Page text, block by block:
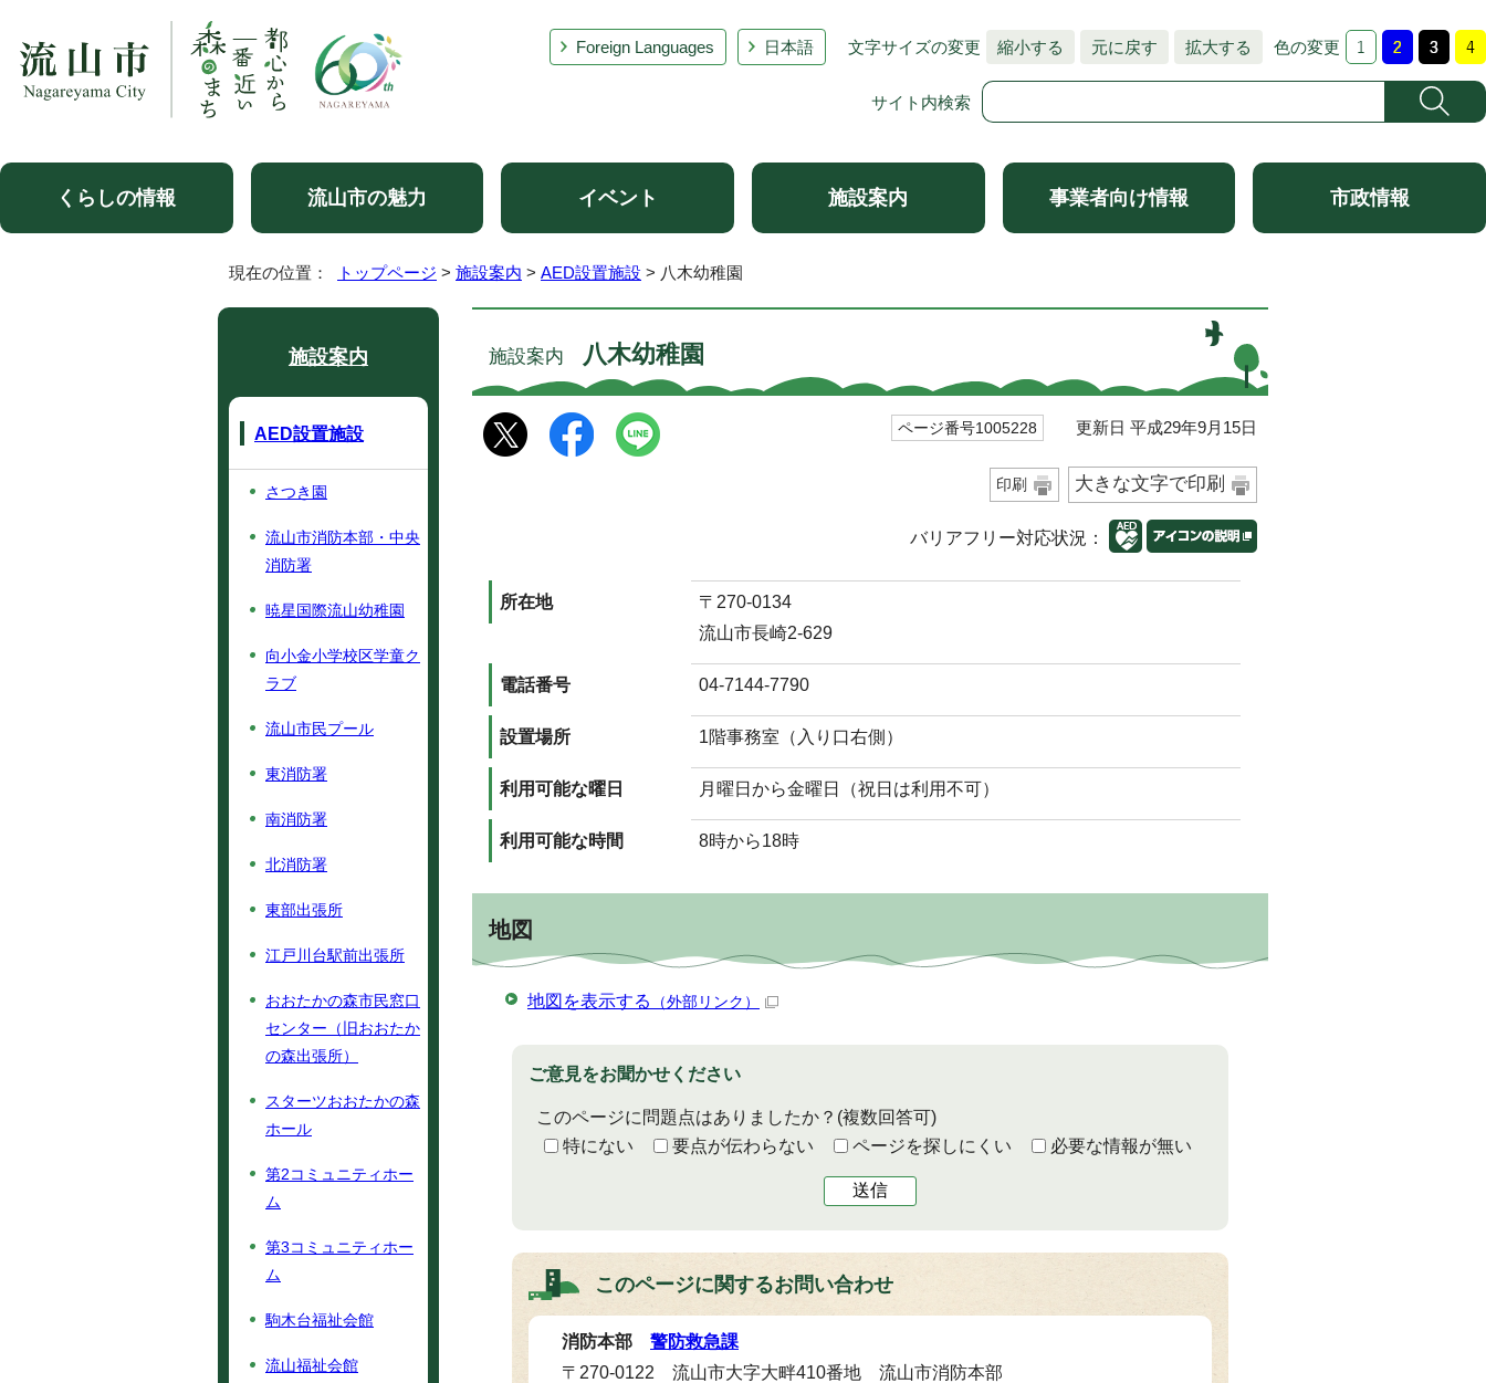
Foreign Languages 日本語 文字サイズの変更 縮小する 元に戻す 拡大する 色の変更
サイト内検索
くらしの情報 流山市の魅力 イベント 施設案内 事業者向け情報 市政情報
現在の位置： トップページ > 施設案内 > AED設置施設 > 八木幼稚園
施設案内 八木幼稚園
ページ番号1005228 更新日 平成29年9月15日
印刷 大きな文字で印刷
バリアフリー対応状況：
所在地
〒270-0134
流山市長崎2-629
電話番号 04-7144-7790
設置場所 1階事務室（入り口右側）
利用可能な曜日 月曜日から金曜日（祝日は利用不可）
利用可能な時間 8時から18時
地図
地図を表示する （外部リンク）
ご意見をお聞かせください
このページに問題点はありましたか？ (複数回答可)
特にない
要点が伝わらない ページを探しにくい 必要な情報が無い
送信
このページに関するお問い合わせ
消防本部 警防救急課
〒270-0122 流山市大字大畔410番地 流山市消防本部
施設案内
AED設置施設
さつき園
流山市消防本部・中央
消防署
暁星国際流山幼稚園
向小金小学校区学童ク
ラブ
流山市民プール
東消防署
南消防署
北消防署
東部出張所
江戸川台駅前出張所
おおたかの森市民窓口
センター（旧おおたか
の森出張所）
スターツおおたかの森
ホール
第2コミュニティホー
ム
第3コミュニティホー
ム
駒木台福祉会館
流山福祉会館